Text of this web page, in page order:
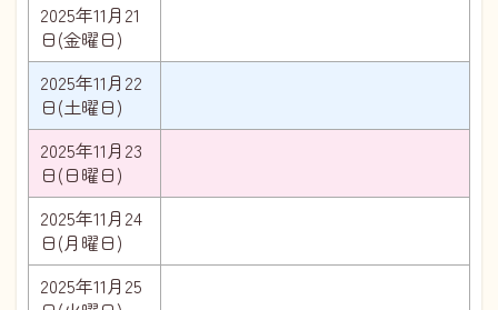
2025年11月21
日(金曜日)
2025年11月22
日(土曜日)
2025年11月23
日(日曜日)
2025年11月24
日(月曜日)
2025年11月25